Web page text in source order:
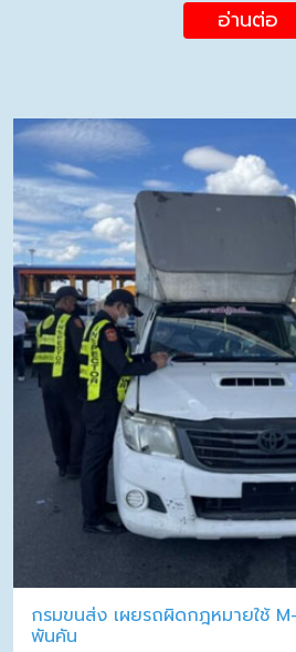
อ่านต่อ
กรมขนส่ง เผยรถผิดกฎหมายใช้
พันคัน